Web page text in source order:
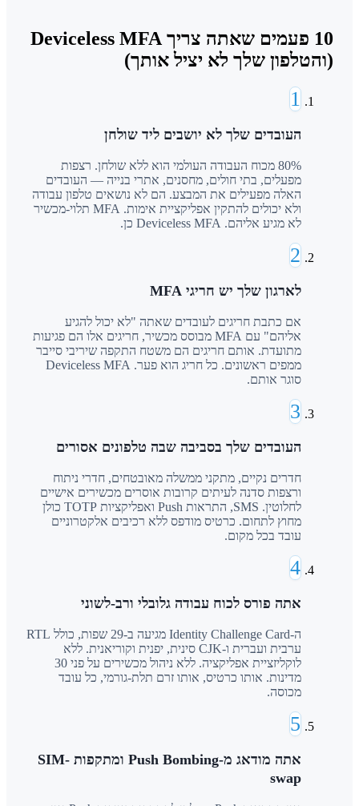
10 פעמים שאתה צריך Deviceless MFA
(והטלפון שלך לא יציל אותך)
1
העובדים שלך לא יושבים ליד שולחן
80% מכוח העבודה העולמי הוא ללא שולחן. רצפות
מפעלים, בתי חולים, מחסנים, אתרי בנייה — העובדים
האלה מפעילים את המבצע. הם לא נושאים טלפון עבודה
ולא יכולים להתקין אפליקציית אימות. MFA תלוי-מכשיר
לא מגיע אליהם. Deviceless MFA כן.
2
לארגון שלך יש חריגי MFA
אם כתבת חריגים לעובדים שאתה "לא יכול להגיע
אליהם" עם MFA מבוסס מכשיר, חריגים אלו הם פגיעות
מתועדת. אותם חריגים הם משטח התקפה שיריבי סייבר
ממפים ראשונים. כל חריג הוא פער. Deviceless MFA
סוגר אותם.
3
העובדים שלך בסביבה שבה טלפונים אסורים
חדרים נקיים, מתקני ממשלה מאובטחים, חדרי ניתוח
ורצפות סדנה לעיתים קרובות אוסרים מכשירים אישיים
לחלוטין. SMS, התראות Push ואפליקציות TOTP כולן
מחוץ לתחום. כרטיס מודפס ללא רכיבים אלקטרוניים
עובד בכל מקום.
4
אתה פורס לכוח עבודה גלובלי ורב-לשוני
ה-Identity Challenge Card מגיעה ב-29 שפות, כולל RTL
ערבית ועברית ו-CJK סינית, יפנית וקוריאנית. ללא
לוקליזציית אפליקציה. ללא ניהול מכשירים על פני 30
מדינות. אותו כרטיס, אותו זרם תלת-גורמי, כל עובד
מכוסה.
5
אתה מודאג מ-Push Bombing ומתקפות SIM-
swap